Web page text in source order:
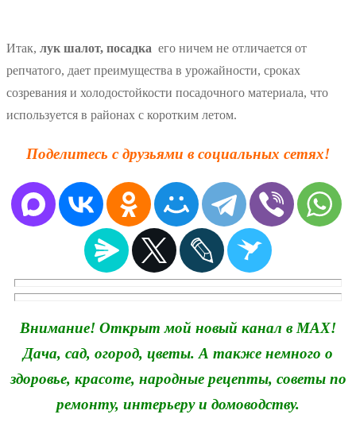
Итак, лук шалот, посадка его ничем не отличается от
репчатого, дает преимущества в урожайности, сроках
созревания и холодостойкости посадочного материала, что
используется в районах с коротким летом.
Поделитесь с друзьями в социальных сетях!
Внимание! Открыт мой новый канал в MAX!
Дача, сад, огород, цветы. А также немного о
здоровье, красоте, народные рецепты, советы по
ремонту, интерьеру и домоводству.